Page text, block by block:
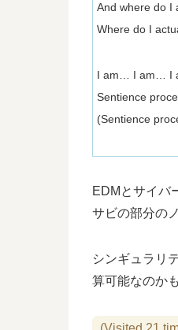
And where do I
Where do I
I am… I am… I
Sentience
(Sentience
EDMとサイバ
サビの部分の
シンギュラリ
算可能なのか